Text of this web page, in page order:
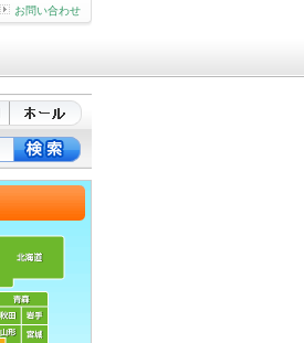
お問い合わせ